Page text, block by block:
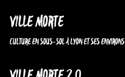
VILLE MORTE
CULTURE EN SOUS-SOL À LYON ET SES ENVIRONS